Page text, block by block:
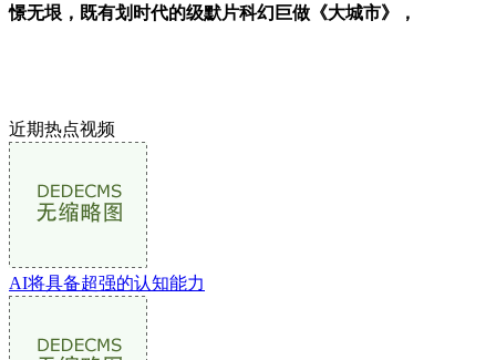
憬无垠，既有划时代的级默片科幻巨做《大城市》，
近期热点视频
AI将具备超强的认知能力